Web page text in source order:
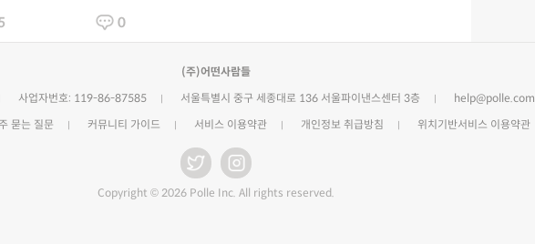
0
(주)어떤사람들
사업자번호: 119-86-87585 서울특별시 중구 세종대로 136 서울파이낸스센터 3층
help@polle.com
묻는 질문 커뮤니티 가이드 서비스 이용약관 개인정보 취급방침 위치기반서비스 이용약관
Copyright © 2026 Polle Inc. All rights reserved.